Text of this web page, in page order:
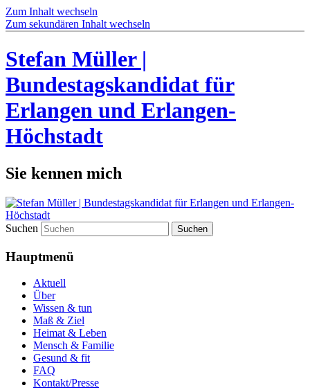
Zum Inhalt wechseln
Zum sekundären Inhalt wechseln
Stefan Müller |
Bundestagskandidat für
Erlangen und Erlangen-
Höchstadt
Sie kennen mich
Suchen
Hauptmenü
Aktuell
Über
Wissen & tun
Maß & Ziel
Heimat & Leben
Mensch & Familie
Gesund & fit
FAQ
Kontakt/Presse